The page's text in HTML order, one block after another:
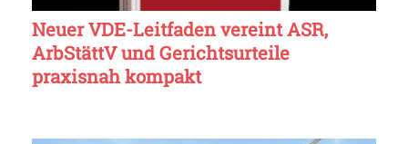
Neuer VDE-Leitfaden vereint ASR,
ArbStättV und Gerichtsurteile
praxisnah kompakt